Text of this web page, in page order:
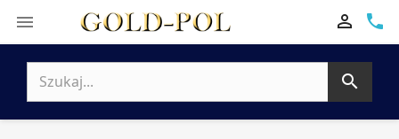
 phone

